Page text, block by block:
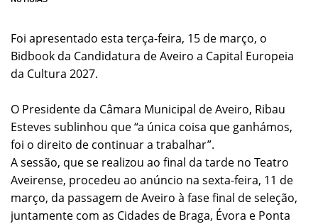
Foi apresentado esta terça-feira, 15 de março, o
Bidbook da Candidatura de Aveiro a Capital Europeia
da Cultura 2027.
O Presidente da Câmara Municipal de Aveiro, Ribau
Esteves sublinhou que “a única coisa que ganhámos,
foi o direito de continuar a trabalhar”.
A sessão, que se realizou ao final da tarde no Teatro
Aveirense, procedeu ao anúncio na sexta-feira, 11 de
março, da passagem de Aveiro à fase final de seleção,
juntamente com as Cidades de Braga, Évora e Ponta